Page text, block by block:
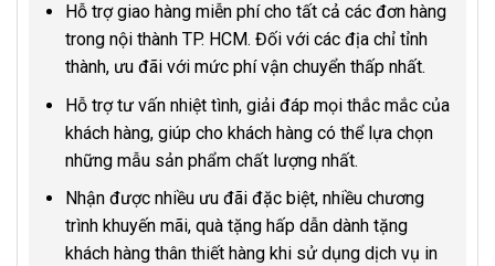
Hỗ trợ giao hàng miễn phí cho tất cả các đơn hàng
trong nội thành TP. HCM. Đối với các địa chỉ tỉnh
thành, ưu đãi với mức phí vận chuyển thấp nhất.
Hỗ trợ tư vấn nhiệt tình, giải đáp mọi thắc mắc của
khách hàng, giúp cho khách hàng có thể lựa chọn
những mẫu sản phẩm chất lượng nhất.
Nhận được nhiều ưu đãi đặc biệt, nhiều chương
trình khuyến mãi, quà tặng hấp dẫn dành tặng
khách hàng thân thiết hàng khi sử dụng dịch vụ in